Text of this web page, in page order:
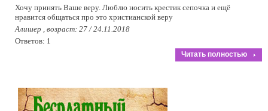
Хочу принять Ваше веру. Люблю носить крестик сепочка и ещё
нравится общаться про это христианской веру
Алишер , возраст: 27 / 24.11.2018
Ответов: 1
Читать полностью